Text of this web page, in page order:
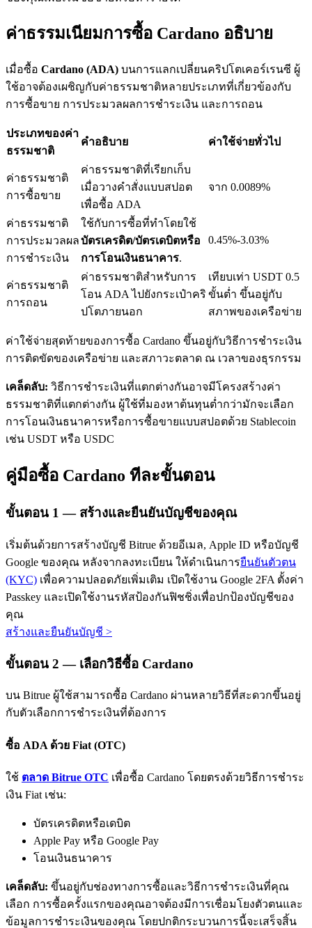
เงินกู้
บริการยืมเงินที่ได้รับการสนับสนุนจาก Crypto
ลงทุนอัตโนมัติ
คว้าผลกำไรระยะยาวและผลประโยชน์ที่ยืดหยุ่น
เรียนรู้ Staking
Bitrue AI
พันธมิตร Bitrue
พันธมิตร Bitrue
มากถึง 65% คอมมิชชั่น!
การแนะนำ
ค่าธรรมเนียมการซื้อ Cardano อธิบาย
เมื่อซื้อ Cardano (ADA) บนการแลกเปลี่ยนคริปโตเคอร์เรนซี ผู้
ใช้อาจต้องเผชิญกับค่าธรรมชาติหลายประเภทที่เกี่ยวข้องกับ
การซื้อขาย การประมวลผลการชำระเงิน และการถอน
ประเภทของค่า
ธรรมชาติ
คำอธิบาย ค่าใช้จ่ายทั่วไป
ค่าธรรมชาติ
การซื้อขาย
ค่าธรรมชาติที่เรียกเก็บ
เมื่อวางคำสั่งแบบสปอต
เพื่อซื้อ ADA
จาก 0.0089%
ค่าธรรมชาติ
การประมวลผล
การชำระเงิน
ใช้กับการซื้อที่ทำโดยใช้
บัตรเครดิต/บัตรเดบิตหรือ
การโอนเงินธนาคาร.
0.45%-3.03%
ค่าธรรมชาติ
การถอน
ค่าธรรมชาติสำหรับการ
โอน ADA ไปยังกระเป๋าคริ
ปโตภายนอก
เทียบเท่า USDT 0.5
ขั้นต่ำ ขึ้นอยู่กับ
สภาพของเครือข่าย
ค่าใช้จ่ายสุดท้ายของการซื้อ Cardano ขึ้นอยู่กับวิธีการชำระเงิน
การติดขัดของเครือข่าย และสภาวะตลาด ณ เวลาของธุรกรรม
เคล็ดลับ: วิธีการชำระเงินที่แตกต่างกันอาจมีโครงสร้างค่า
ธรรมชาติที่แตกต่างกัน ผู้ใช้ที่มองหาต้นทุนต่ำกว่ามักจะเลือก
การโอนเงินธนาคารหรือการซื้อขายแบบสปอตด้วย Stablecoin
เช่น USDT หรือ USDC
คู่มือซื้อ Cardano ทีละขั้นตอน
ขั้นตอน 1 — สร้างและยืนยันบัญชีของคุณ
เริ่มต้นด้วยการสร้างบัญชี Bitrue ด้วยอีเมล, Apple ID หรือบัญชี
Google ของคุณ หลังจากลงทะเบียน ให้ดำเนินการยืนยันตัวตน
(KYC) เพื่อความปลอดภัยเพิ่มเติม เปิดใช้งาน Google 2FA ตั้งค่า
Passkey และเปิดใช้งานรหัสป้องกันฟิชชิ่งเพื่อปกป้องบัญชีของ
คุณ
สร้างและยืนยันบัญชี >
ขั้นตอน 2 — เลือกวิธีซื้อ Cardano
บน Bitrue ผู้ใช้สามารถซื้อ Cardano ผ่านหลายวิธีที่สะดวกขึ้นอยู่
กับตัวเลือกการชำระเงินที่ต้องการ
ซื้อ ADA ด้วย Fiat (OTC)
ใช้ ตลาด Bitrue OTC เพื่อซื้อ Cardano โดยตรงด้วยวิธีการชำระ
เงิน Fiat เช่น:
บัตรเครดิตหรือเดบิต
Apple Pay หรือ Google Pay
โอนเงินธนาคาร
เคล็ดลับ: ขึ้นอยู่กับช่องทางการซื้อและวิธีการชำระเงินที่คุณ
เลือก การซื้อครั้งแรกของคุณอาจต้องมีการเชื่อมโยงตัวตนและ
ข้อมูลการชำระเงินของคุณ โดยปกติกระบวนการนี้จะเสร็จสิ้น